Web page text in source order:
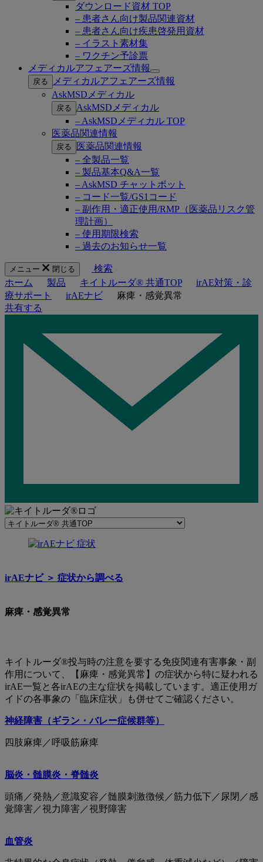
ダウンロード資材 TOP
– 患者さん向け製品関連資材
– 患者さん向け疾患啓発用資材
– イラスト素材集
– ワクチン予診票
メディカルアフェアーズ情報
Open
submenu
戻る
メディカルアフェアーズ情報
AskMSDメディカル
戻る
AskMSDメディカル
– AskMSDメディカル TOP
医薬品関連情報
戻る
医薬品関連情報
– 全製品一覧
– 製品基本Q&A一覧
– AskMSD チャットボット
– コード一覧/GS1コード
– 副作用・適正使用/RMP（医薬品リスク管
理計画）
– 使用期限検索
– 過去のお知らせ一覧
メニュー 閉じる
検索
ホーム
製品 キイトルーダ® 共通TOP
irAE対策・診
療サポート
irAEナビ
麻痺・感覚異常
共有する
Navigate
ー
感
覚
irAEナビ ＞︎ 症状から調べる
麻痺・感覚異常
キイトルーダ®投与時の注意を要する免疫関連有害事象・副
作用について、【麻痺・感覚異常】の症状から特に疑われる
irAE一覧と各irAEの主な症状を掲載しています。適正使用ガ
イドの各事象の「臨床症状」も併せてご確認ください。
神経障害（ギラン・バレー症候群等）
四肢麻痺／呼吸筋麻痺
脳炎・髄膜炎・脊髄炎
頭痛／発熱／意識変容／髄膜刺激徴候／筋力低下／尿閉／感
覚障害／視力障害／視野障害
血管炎